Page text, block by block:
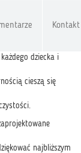
Kontakt
dziecka i
cieszą się
najbliższym